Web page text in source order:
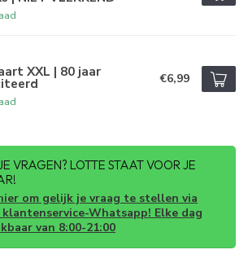
XXL | 80 jaar €6,99
VRAGEN? LOTTE STAAT VOOR JE
om gelijk je vraag te stellen via
klantenservice-Whatsapp! Elke dag
van 8:00-21:00